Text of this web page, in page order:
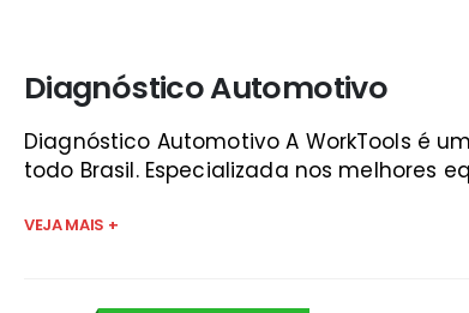
Diagnóstico Automotivo
Diagnóstico Automotivo A WorkTools é
todo Brasil. Especializada nos melhores
VEJA MAIS +